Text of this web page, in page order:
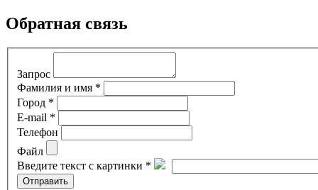
Обратная связь
Запрос
Фамилия и имя *
Город *
E-mail *
Телефон
Файл
Введите текст с картинки *